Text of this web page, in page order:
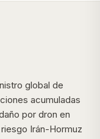
global de
acumuladas
por dron en
Irán-Hormuz